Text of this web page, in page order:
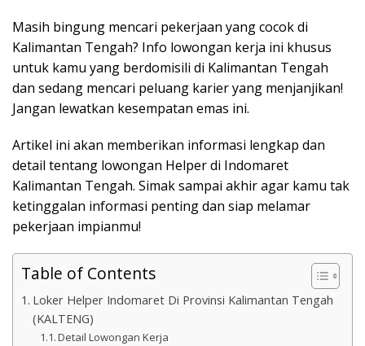
Masih bingung mencari pekerjaan yang cocok di
Kalimantan Tengah? Info lowongan kerja ini khusus
untuk kamu yang berdomisili di Kalimantan Tengah
dan sedang mencari peluang karier yang menjanjikan!
Jangan lewatkan kesempatan emas ini.
Artikel ini akan memberikan informasi lengkap dan
detail tentang lowongan Helper di Indomaret
Kalimantan Tengah. Simak sampai akhir agar kamu tak
ketinggalan informasi penting dan siap melamar
pekerjaan impianmu!
Table of Contents
Loker Helper Indomaret Di Provinsi Kalimantan Tengah
(KALTENG)
Detail Lowongan Kerja